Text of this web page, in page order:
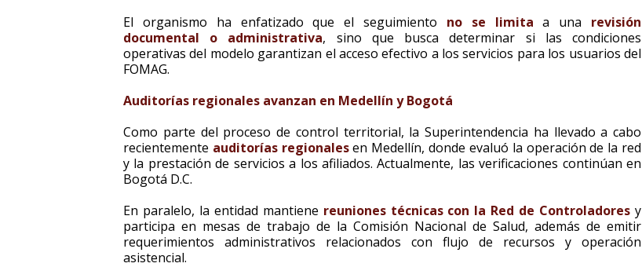
El organismo ha enfatizado que el seguimiento no se limita a una revisión
documental o administrativa, sino que busca determinar si las condiciones
operativas del modelo garantizan el acceso efectivo a los servicios para los usuarios del
FOMAG.
Auditorías regionales avanzan en Medellín y Bogotá
Como parte del proceso de control territorial, la Superintendencia ha llevado a cabo
recientemente auditorías regionalesen Medellín, donde evaluó la operación de la red
y la prestación de servicios a los afiliados. Actualmente, las verificaciones continúan en
Bogotá D.C.
En paralelo, la entidad mantiene reuniones técnicas con la Red de Controladores y
participa en mesas de trabajo de la Comisión Nacional de Salud, además de emitir
requerimientos administrativos relacionados con flujo de recursos y operación
asistencial.